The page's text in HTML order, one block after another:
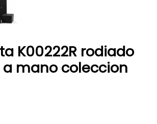
K00222R rodiado
a mano coleccion